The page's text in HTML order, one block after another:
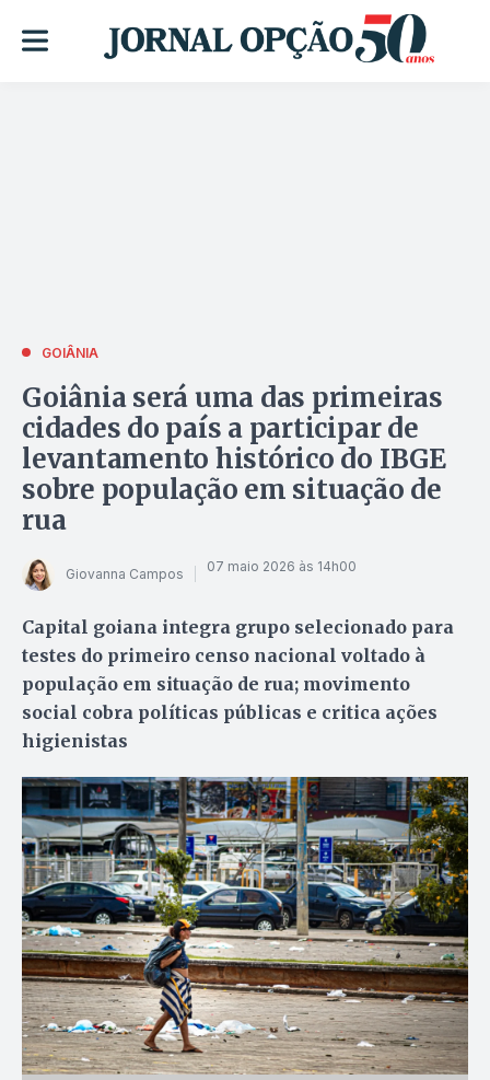
GOIÂNIA
Goiânia será uma das primeiras
cidades do país a participar de
levantamento histórico do IBGE
sobre população em situação de
rua
Giovanna Campos 07 maio 2026 às 14h00
Capital goiana integra grupo selecionado para
testes do primeiro censo nacional voltado à
população em situação de rua; movimento
social cobra políticas públicas e critica ações
higienistas